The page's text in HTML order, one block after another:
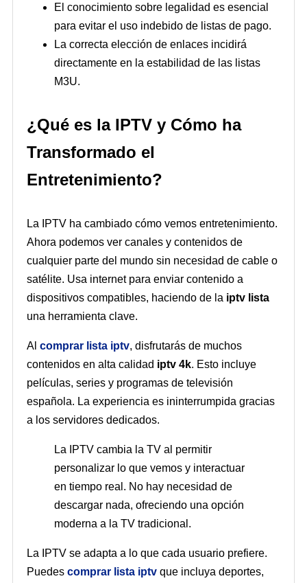
El conocimiento sobre legalidad es esencial
para evitar el uso indebido de listas de pago.
La correcta elección de enlaces incidirá
directamente en la estabilidad de las listas
M3U.
¿Qué es la IPTV y Cómo ha
Transformado el
Entretenimiento?
La IPTV ha cambiado cómo vemos entretenimiento.
Ahora podemos ver canales y contenidos de
cualquier parte del mundo sin necesidad de cable o
satélite. Usa internet para enviar contenido a
dispositivos compatibles, haciendo de la iptv lista
una herramienta clave.
Al comprar lista iptv, disfrutarás de muchos
contenidos en alta calidad iptv 4k. Esto incluye
películas, series y programas de televisión
española. La experiencia es ininterrumpida gracias
a los servidores dedicados.
La IPTV cambia la TV al permitir
personalizar lo que vemos y interactuar
en tiempo real. No hay necesidad de
descargar nada, ofreciendo una opción
moderna a la TV tradicional.
La IPTV se adapta a lo que cada usuario prefiere.
Puedes comprar lista iptv que incluya deportes,